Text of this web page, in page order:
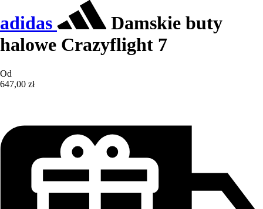
adidas
Damskie buty
halowe Crazyflight 7
Od
647,00 zł